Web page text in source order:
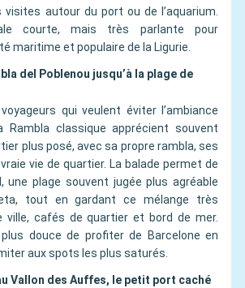
visites autour du port ou de l’aquarium.
courte, mais très parlante pour
maritime et populaire de la Ligurie.
del Poblenou jusqu’à la plage de
qui veulent éviter l’ambiance
classique apprécient souvent
plus posé, avec sa propre rambla, ses
vie de quartier. La balade permet de
une plage souvent jugée plus agréable
tout en gardant ce mélange très
ville, cafés de quartier et bord de mer.
douce de profiter de Barcelone en
aux spots les plus saturés.
Vallon des Auffes, le petit port caché